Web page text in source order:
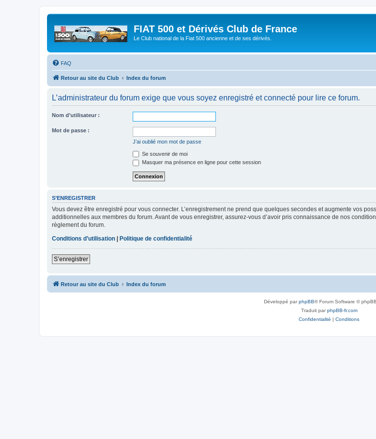
FIAT 500 et Dérivés Club de France
Le Club national de la Fiat 500 ancienne et de ses dérivés.
FAQ
Retour au site du Club Index du forum
L’administrateur du forum exige que vous soyez enregistré et connecté pour lire ce forum.
Nom d’utilisateur :
Mot de passe :
J’ai oublié mon mot de passe
Se souvenir de moi
Masquer ma présence en ligne pour cette session
S’ENREGISTRER
Vous devez être enregistré pour vous connecter. L’enregistrement ne prend que quelques secondes et augmente vos
additionnelles aux membres du forum. Avant de vous enregistrer, assurez-vous d’avoir pris connaissance de nos
règlement du forum.
Conditions d’utilisation
Politique de confidentialité
S’enregistrer
Retour au site du Club Index du forum
Développé parphpBB® Forum Software ©
Traduit parphpBB-fr.com
Confidentialité | Conditions